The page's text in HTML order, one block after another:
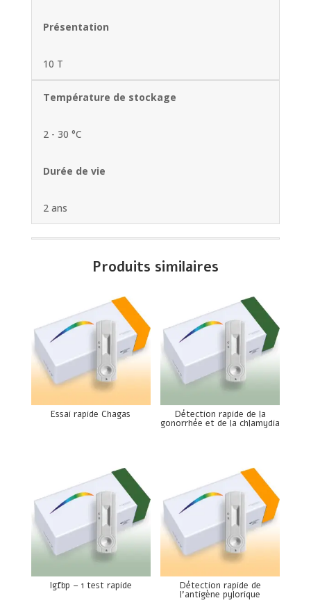
Présentation
10 T
Température de stockage
2 - 30 °C
Durée de vie
2 ans
Produits similaires
Essai rapide Chagas Détection rapide de la
gonorrhée et de la chlamydia
Igfbp – 1 test rapide Détection rapide de
l’antigène pylorique